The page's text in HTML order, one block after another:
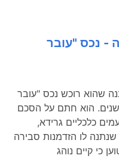
- נכס "עובר
שהוא רוכש נכס "עובר
שנים. הוא חתם על הסכם
כלכליים גרידא,
לו הזדמנות סבירה
כי קיים נוהג